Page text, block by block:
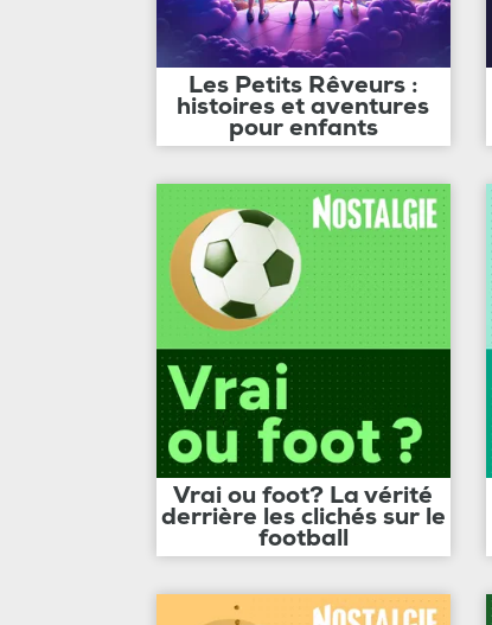
Les Petits Rêveurs :
histoires et aventures
pour enfants
Vrai ou foot? La vérité
derrière les clichés sur le
football